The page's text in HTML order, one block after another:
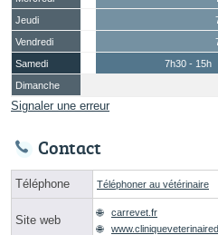
Jeudi
Vendredi
Samedi
7h30 - 15h
Dimanche
Signaler une erreur
Contact
Téléphone Téléphoner au vétérinaire
Site web
carrevet.fr